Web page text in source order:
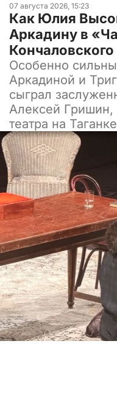
07 августа 2026, 15:23
Как Юлия
Аркадину в
Кончаловского
Особенно
Аркадиной и
сыграл
Алексей
театра на Таганке